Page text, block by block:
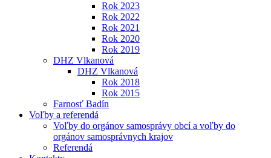
Rok 2023
Rok 2022
Rok 2021
Rok 2020
Rok 2019
DHZ Vlkanová
DHZ Vlkanová
Rok 2018
Rok 2015
Farnosť Badín
Voľby a referendá
Voľby do orgánov samosprávy obcí a voľby do
orgánov samosprávnych krajov
Referendá